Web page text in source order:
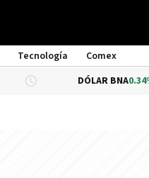
Tecnología
Comex
DÓLAR BNA0.34%$1,520.00